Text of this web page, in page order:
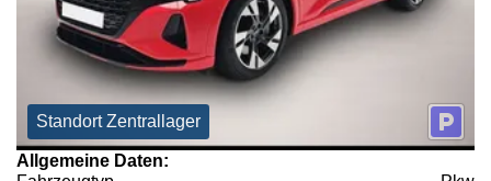
Standort Zentrallager
Allgemeine Daten: